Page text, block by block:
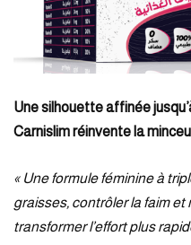
Une silhouette affinée
Carnislim réinvente la
« Une formule féminine à
graisses, contrôler la faim et
transformer l’effort plus